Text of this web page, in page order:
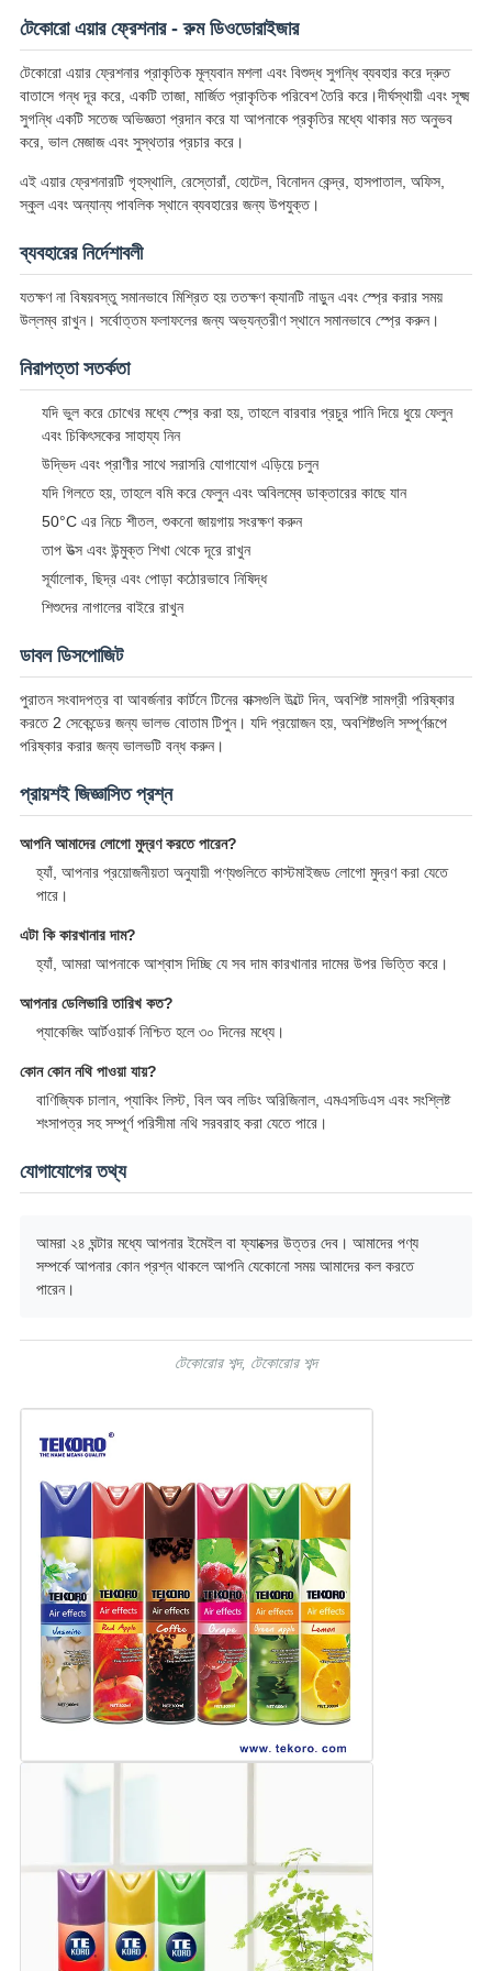
SITEMAP
গোপনীয়তা
নীতি
টেকোরো এয়ার ফ্রেশনার - রুম ডিওডোরাইজার
টেকোরো এয়ার ফ্রেশনার প্রাকৃতিক মূল্যবান মশলা এবং বিশুদ্ধ সুগন্ধি ব্যবহার করে দ্রুত
বাতাসে গন্ধ দূর করে, একটি তাজা, মার্জিত প্রাকৃতিক পরিবেশ তৈরি করে।দীর্ঘস্থায়ী এবং সূক্ষ্ম
সুগন্ধি একটি সতেজ অভিজ্ঞতা প্রদান করে যা আপনাকে প্রকৃতির মধ্যে থাকার মত অনুভব
করে, ভাল মেজাজ এবং সুস্থতার প্রচার করে।
এই এয়ার ফ্রেশনারটি গৃহস্থালি, রেস্তোরাঁ, হোটেল, বিনোদন কেন্দ্র, হাসপাতাল, অফিস,
স্কুল এবং অন্যান্য পাবলিক স্থানে ব্যবহারের জন্য উপযুক্ত।
ব্যবহারের নির্দেশাবলী
যতক্ষণ না বিষয়বস্তু সমানভাবে মিশ্রিত হয় ততক্ষণ ক্যানটি নাড়ুন এবং স্প্রে করার সময়
উল্লম্ব রাখুন। সর্বোত্তম ফলাফলের জন্য অভ্যন্তরীণ স্থানে সমানভাবে স্প্রে করুন।
নিরাপত্তা সতর্কতা
যদি ভুল করে চোখের মধ্যে স্প্রে করা হয়, তাহলে বারবার প্রচুর পানি দিয়ে ধুয়ে ফেলুন
এবং চিকিৎসকের সাহায্য নিন
উদ্ভিদ এবং প্রাণীর সাথে সরাসরি যোগাযোগ এড়িয়ে চলুন
যদি গিলতে হয়, তাহলে বমি করে ফেলুন এবং অবিলম্বে ডাক্তারের কাছে যান
50°C এর নিচে শীতল, শুকনো জায়গায় সংরক্ষণ করুন
তাপ উত্স এবং উন্মুক্ত শিখা থেকে দূরে রাখুন
সূর্যালোক, ছিদ্র এবং পোড়া কঠোরভাবে নিষিদ্ধ
শিশুদের নাগালের বাইরে রাখুন
ডাবল ডিসপোজিট
পুরাতন সংবাদপত্র বা আবর্জনার কার্টনে টিনের বাক্সগুলি উল্টে দিন, অবশিষ্ট সামগ্রী পরিষ্কার
করতে 2 সেকেন্ডের জন্য ভালভ বোতাম টিপুন। যদি প্রয়োজন হয়, অবশিষ্টগুলি সম্পূর্ণরূপে
পরিষ্কার করার জন্য ভালভটি বন্ধ করুন।
প্রায়শই জিজ্ঞাসিত প্রশ্ন
আপনি আমাদের লোগো মুদ্রণ করতে পারেন?
হ্যাঁ, আপনার প্রয়োজনীয়তা অনুযায়ী পণ্যগুলিতে কাস্টমাইজড লোগো মুদ্রণ করা যেতে
পারে।
এটা কি কারখানার দাম?
হ্যাঁ, আমরা আপনাকে আশ্বাস দিচ্ছি যে সব দাম কারখানার দামের উপর ভিত্তি করে।
আপনার ডেলিভারি তারিখ কত?
প্যাকেজিং আর্টওয়ার্ক নিশ্চিত হলে ৩০ দিনের মধ্যে।
কোন কোন নথি পাওয়া যায়?
বাণিজ্যিক চালান, প্যাকিং লিস্ট, বিল অব লডিং অরিজিনাল, এমএসডিএস এবং সংশ্লিষ্ট
শংসাপত্র সহ সম্পূর্ণ পরিসীমা নথি সরবরাহ করা যেতে পারে।
যোগাযোগের তথ্য
আমরা ২৪ ঘন্টার মধ্যে আপনার ইমেইল বা ফ্যাক্সের উত্তর দেব। আমাদের পণ্য
সম্পর্কে আপনার কোন প্রশ্ন থাকলে আপনি যেকোনো সময় আমাদের কল করতে
পারেন।
টেকোরোর শব্দ, টেকোরোর শব্দ